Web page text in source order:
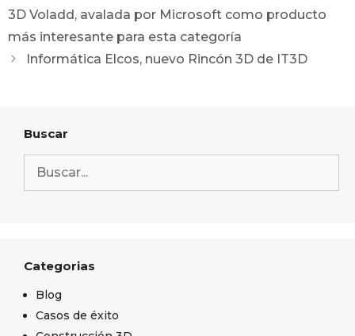
3D Voladd, avalada por Microsoft como producto
más interesante para esta categoría
Informática Elcos, nuevo Rincón 3D de IT3D
Buscar
Categorias
Blog
Casos de éxito